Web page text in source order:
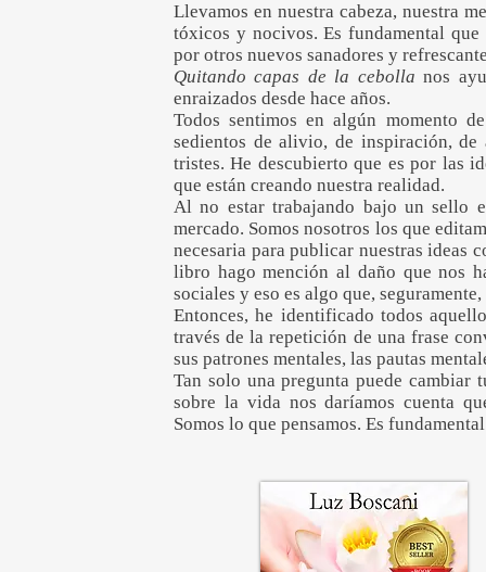
Llevamos en nuestra cabeza, nuestra
tóxicos y nocivos. Es fundamental
por otros nuevos sanadores y
Quitando capas de la cebolla nos
enraizados desde hace años.
Todos sentimos en algún momento
sedientos de alivio, de inspiración, de
tristes. He descubierto que es por las
que están creando nuestra realidad.
Al no estar trabajando bajo un sello
mercado. Somos nosotros los que
necesaria para publicar nuestras ideas
libro hago mención al daño que nos
sociales y eso es algo que,
Entonces, he identificado todos
través de la repetición de una frase
sus patrones mentales, las pautas
Tan solo una pregunta puede cambiar
sobre la vida nos daríamos cuenta
Somos lo que pensamos. Es